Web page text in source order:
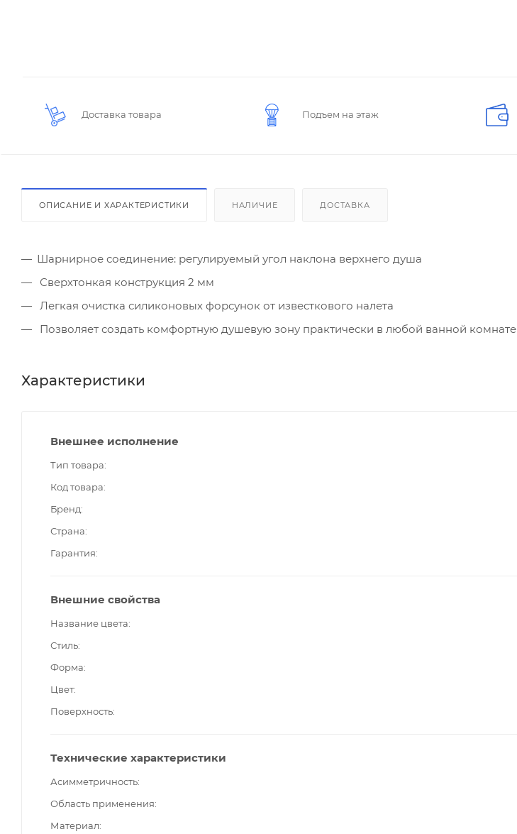
Доставка товара Подъем на этаж
ОПИСАНИЕ И ХАРАКТЕРИСТИКИ НАЛИЧИЕ ДОСТАВКА
Шарнирное соединение: регулируемый угол наклона верхнего душа
Сверхтонкая конструкция 2 мм
Легкая очистка силиконовых форсунок от известкового налета
Позволяет создать комфортную душевую зону практически в любой ванной комнате
Характеристики
Внешнее исполнение
Тип товара
Код товара
Бренд
Страна
Гарантия
Внешние свойства
Название цвета
Стиль
Форма
Цвет
Поверхность
Технические характеристики
Асимметричность
Область применения
Материал